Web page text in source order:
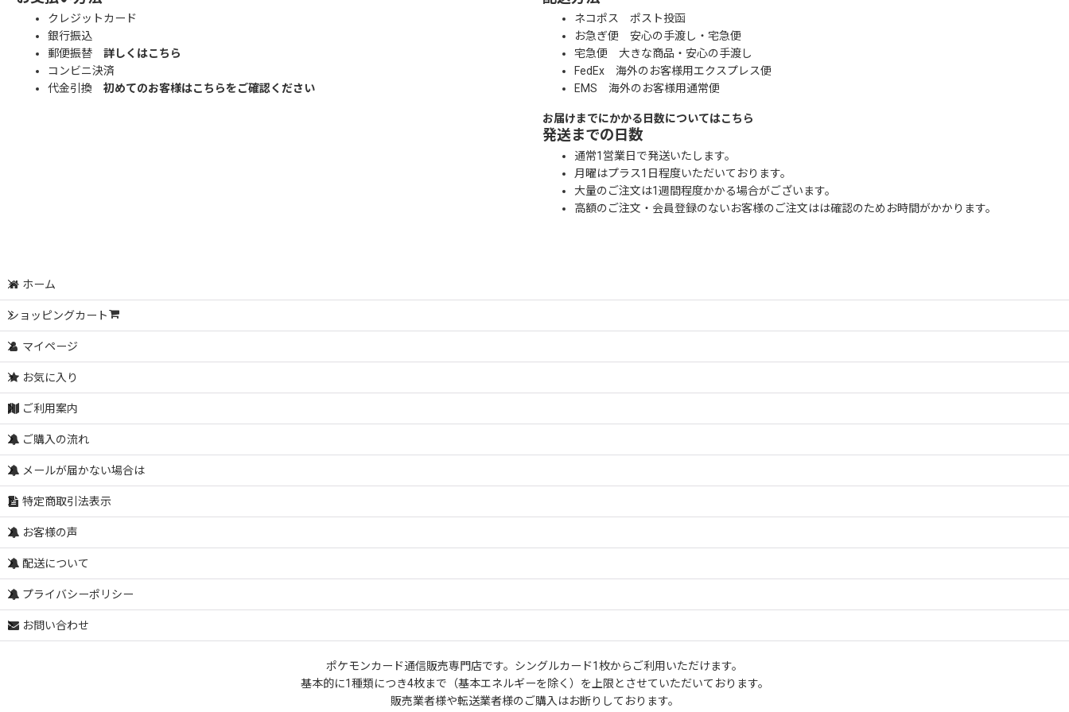
クレジットカード
銀行振込
郵便振替 詳しくはこちら
コンビニ決済
代金引換 初めてのお客様はこちらをご確認ください
ネコポス ポスト投函
お急ぎ便 安心の手渡し・宅急便
宅急便 大きな商品・安心の手渡し
FedEx 海外のお客様用エクスプレス便
EMS 海外のお客様用通常便
お届けまでにかかる日数についてはこちら
発送までの日数
通常1営業日で発送いたします。
月曜はプラス1日程度いただいております。
大量のご注文は1週間程度かかる場合がございます。
高額のご注文・会員登録のないお客様のご注文はは確認のためお時間がかかります。
ホーム
ショッピングカート
マイページ
お気に入り
ご利用案内
ご購入の流れ
メールが届かない場合は
特定商取引法表示
お客様の声
配送について
プライバシーポリシー
お問い合わせ
ポケモンカード通信販売専門店です。シングルカード1枚からご利用いただけます。
基本的に1種類につき4枚まで（基本エネルギーを除く）を上限とさせていただいております。
販売業者様や転送業者様のご購入はお断りしております。